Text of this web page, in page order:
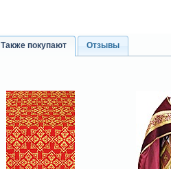
Также покупают Отзывы